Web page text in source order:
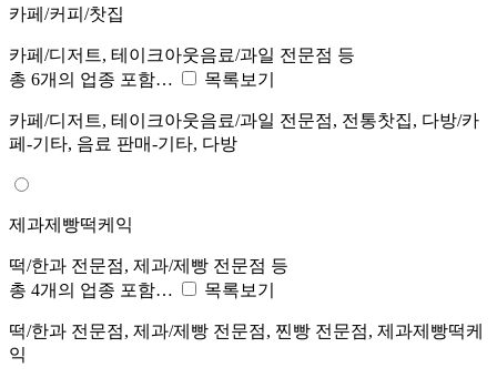
카페/커피/찻집
카페/디저트, 테이크아웃음료/과일 전문점 등
총 6개의 업종 포함…
목록보기
카페/디저트, 테이크아웃음료/과일 전문점, 전통찻집, 다방/카
페-기타, 음료 판매-기타, 다방
제과제빵떡케익
떡/한과 전문점, 제과/제빵 전문점 등
총 4개의 업종 포함…
목록보기
떡/한과 전문점, 제과/제빵 전문점, 찐빵 전문점, 제과제빵떡케
익